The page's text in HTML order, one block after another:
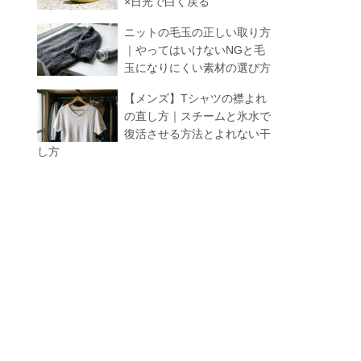
ニットの毛玉の正しい取り方
｜やってはいけないNGと毛
玉になりにくい素材の選び方
【メンズ】Tシャツの襟よれ
の直し方｜スチームと氷水で
復活させる方法とよれない干
し方